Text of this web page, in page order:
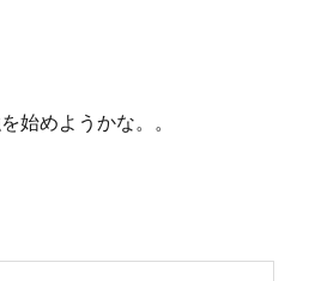
始めようかな。。